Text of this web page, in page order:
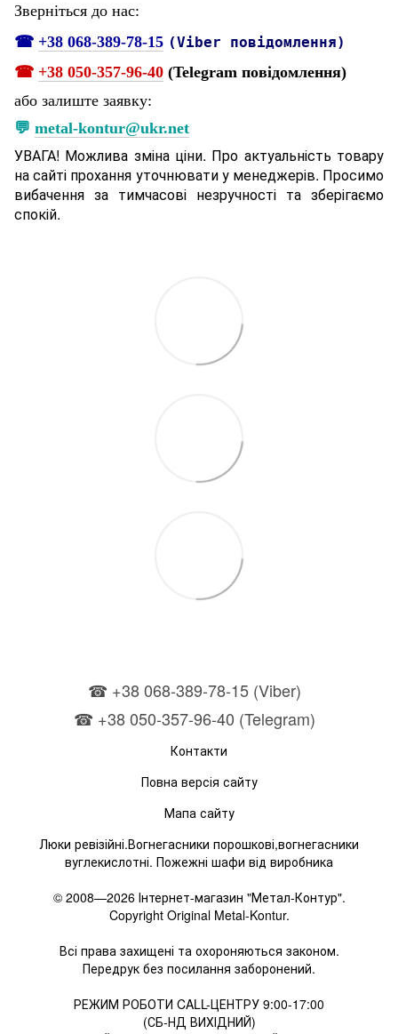
Зверніться до нас:
☎ +38 068-389-78-15 (Viber повідомлення)
☎ +38 050-357-96-40 (Telegram повідомлення)
або залиште заявку:
💬 metal-kontur@ukr.net
УВАГА! Можлива зміна ціни. Про актуальність товару
на сайті прохання уточнювати у менеджерів. Просимо
вибачення за тимчасові незручності та зберігаємо
спокій.
☎ +38 068-389-78-15 (Viber)
☎ +38 050-357-96-40 (Telegram)
Контакти
Повна версія сайту
Мапа сайту
Люки ревізійні.Вогнегасники порошкові,вогнегасники
вуглекислотні. Пожежні шафи від виробника
© 2008—2026 Інтернет-магазин "Метал-Контур".
Copyright Original Metal-Kontur.
Всі права захищені та охороняються законом.
Передрук без посилання заборонений.
РЕЖИМ РОБОТИ CALL-ЦЕНТРУ 9:00-17:00
(СБ-НД ВИХІДНИЙ)